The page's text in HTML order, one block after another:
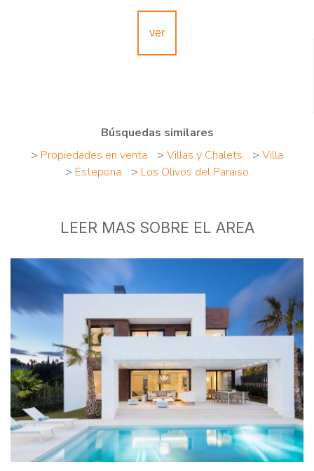
ver
Búsquedas similares
> Propiedades en venta > Villas y Chalets > Villa
> Estepona > Los Olivos del Paraiso
LEER MAS SOBRE EL AREA